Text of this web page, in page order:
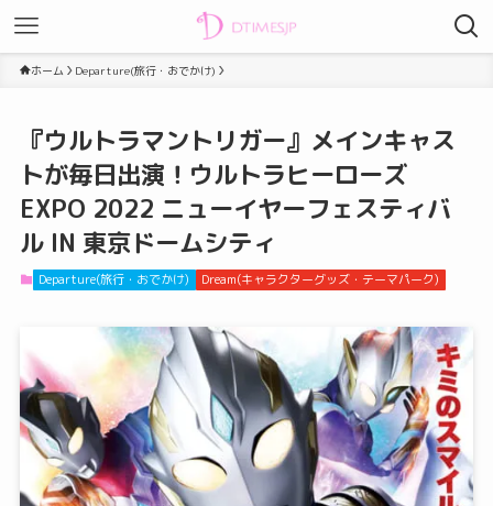
ホーム Departure(旅行・おでかけ)
『ウルトラマントリガー』メインキャス
トが毎日出演！ウルトラヒーローズ
EXPO 2022 ニューイヤーフェスティバ
ル IN 東京ドームシティ
Departure(旅行・おでかけ) Dream(キャラクターグッズ・テーマパーク)